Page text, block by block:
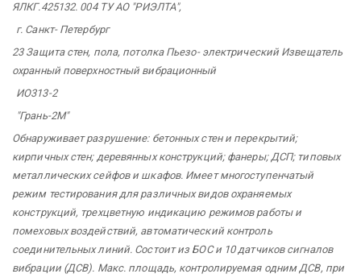
ЯЛКГ.425132. 004 ТУ АО"РИЭЛТА",
г. Санкт-Петербург
23 Защита стен, пола, потолка Пьезо-электрический Извещатель
охранныйповерхностный вибрационный
ИО313-2
"Грань-2М"
Обнаруживает разрушение: бетонных стен и перекрытий;
кирпичных стен; деревянных конструкций; фанеры; ДСП; типовых
металлических сейфов и шкафов. Имеет многоступенчатый
режим тестирования для различных видов охраняемых
конструкций, трехцветную индикацию режимов работы и
помеховых воздействий, автоматический контроль
соединительных линий. Состоит из БОС и 10 датчиков сигналов
вибрации (ДСВ). Макс. площадь, контролируемая одним ДСВ, при